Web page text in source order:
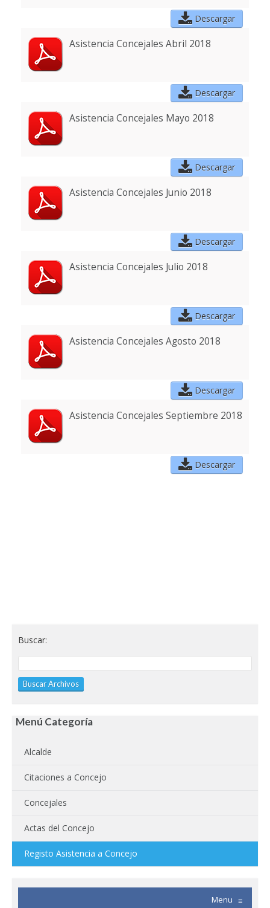
Descargar
Asistencia Concejales Abril 2018
Descargar
Asistencia Concejales Mayo 2018
Descargar
Asistencia Concejales Junio 2018
Descargar
Asistencia Concejales Julio 2018
Descargar
Asistencia Concejales Agosto 2018
Descargar
Asistencia Concejales Septiembre 2018
Descargar
Buscar:
Menú Categoría
Alcalde
Citaciones a Concejo
Concejales
Actas del Concejo
Registo Asistencia a Concejo
Menu ≡